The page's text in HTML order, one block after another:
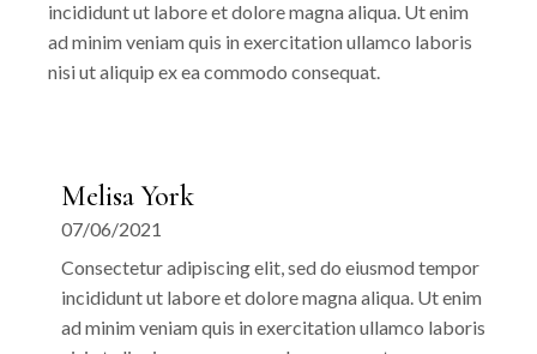
incididunt ut labore et dolore magna aliqua. Ut enim
ad minim veniam quis in exercitation ullamco laboris
nisi ut aliquip ex ea commodo consequat.
Melisa York
07/06/2021
Consectetur adipiscing elit, sed do eiusmod tempor
incididunt ut labore et dolore magna aliqua. Ut enim
ad minim veniam quis in exercitation ullamco laboris